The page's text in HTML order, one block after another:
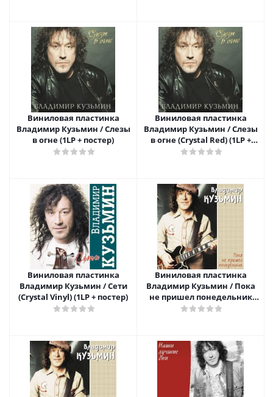
Виниловая пластинка
Владимир Кузьмин / Слезы
в огне (1LP + постер)
Виниловая пластинка
Владимир Кузьмин / Слезы
в огне (Crystal Red) (1LP +
постер)
Виниловая пластинка
Владимир Кузьмин / Сети
(Crystal Vinyl) (1LP + постер)
Виниловая пластинка
Владимир Кузьмин / Пока
не пришел понедельник
(1LP + постер)